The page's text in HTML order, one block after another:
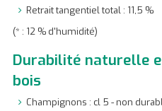
Retrait tangentiel total : 11,5 %
(* : 12 % d'humidité)
Durabilité naturelle
bois
Champignons : cl 5 - non